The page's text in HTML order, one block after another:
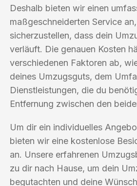
Deshalb bieten wir einen
maßgeschneiderten Service
sicherzustellen, dass dein
verläuft. Die genauen Kosten
verschiedenen Faktoren ab,
deines Umzugsguts, dem
Dienstleistungen, die du
Entfernung zwischen den
Um dir ein individuelles
bieten wir eine kostenlose
an. Unsere erfahrenen
zu dir nach Hause, um dein
begutachten und deine